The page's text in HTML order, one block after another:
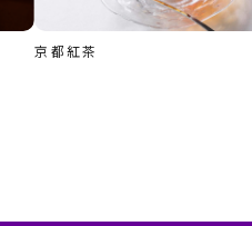
京都紅茶